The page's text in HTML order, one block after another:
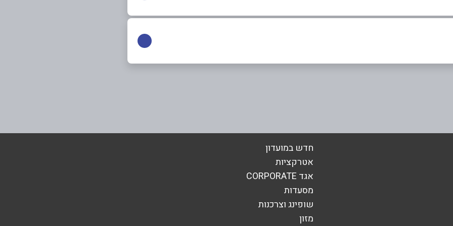
אימייל*
חדש במועדון
אטרקציות
אגד CORPORATE
מסעדות
שופינג וצרכנות
מזון